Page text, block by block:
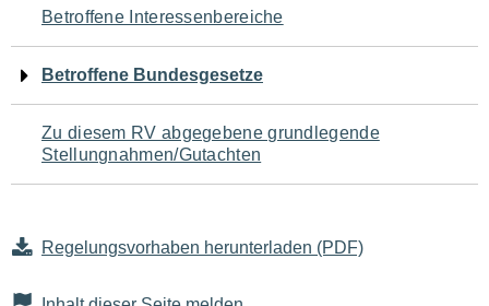
den
Seiteninhalt
Betroffene Interessenbereiche
Betroffene Bundesgesetze
Zu diesem RV abgegebene grundlegende
Stellungnahmen/Gutachten
Regelungsvorhaben herunterladen (PDF)